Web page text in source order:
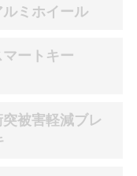
ルミホイール
ートキー
被害軽減ブレ